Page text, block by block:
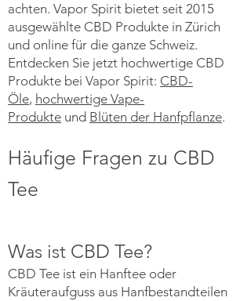
achten. Vapor Spirit bietet seit 2015
ausgewählte CBD Produkte in Zürich
und online für die ganze Schweiz.
Entdecken Sie jetzt hochwertige CBD
Produkte bei Vapor Spirit: CBD-
Öle, hochwertige Vape-
Produkte und Blüten der Hanfpflanze.
Häufige Fragen zu CBD
Tee
Was ist CBD Tee?
CBD Tee ist ein Hanftee oder
Kräuteraufguss aus Hanfbestandteilen